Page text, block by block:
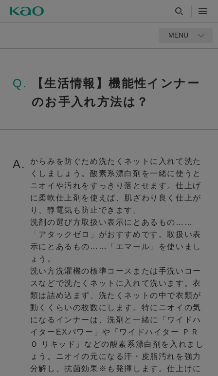
MENU
Q.
【生活情報】機能性インナー
のお手入れ方法は？
A.
からみを防ぐため洗たくネットに入れて洗た
くしましょう。酸素系漂白剤を一緒に使うと
ニオイや汚れをすっきり落とせます。仕上げ
に柔軟仕上剤を使えば、肌ざわり良く仕上が
り、静電気も防止できます。
洗剤の選び方取扱い表示にとあるもの……
「アタックゼロ」がおすすめです。取扱い表
示にとあるもの……「エマール」を使いまし
ょう。
洗い方洗濯機の標準コースまたは手洗いコー
スなどで洗たくネットに入れて洗います。衣
類は詰め込まず、洗たくネットの中で衣類が
動くくらいの枚数にします。特にニオイの気
になるインナーは、洗剤と一緒に「ワイドハ
イターEXパワー」や「ワイドハイター ＰＲ
Ｏ リキッド」などの酸素系漂白剤を入れまし
ょう。ニオイの元になる汗・皮脂汚れを強力
分解し、抗菌効果※も発揮します。仕上げに